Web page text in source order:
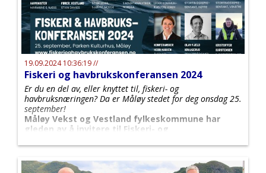
19.09.2024 10:36:19 //
Fiskeri og havbrukskonferansen 2024
Er du en del av, eller knyttet til, fiskeri- og
havbruksnæringen? Da er Måløy stedet for deg onsdag 25.
september!
Måløy Vekst og Vestland fylkeskommune har
gleden av å invitere til Fiskeri- og